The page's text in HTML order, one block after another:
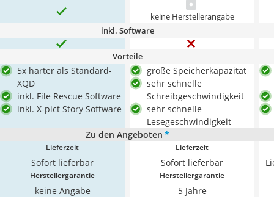
keine Herstellerangabe
inkl. Software
Vorteile
5x härter als Standard-
XQD
inkl. File Rescue Software
inkl. X-pict Story Software
große Speicherkapazität
sehr schnelle
Schreibgeschwindigkeit
sehr schnelle
Lesegeschwindigkeit
Zu den Angeboten *
Lieferzeit
Sofort lieferbar
Lieferzeit
Sofort lieferbar
Herstellergarantie
keine Angabe
Herstellergarantie
5 Jahre